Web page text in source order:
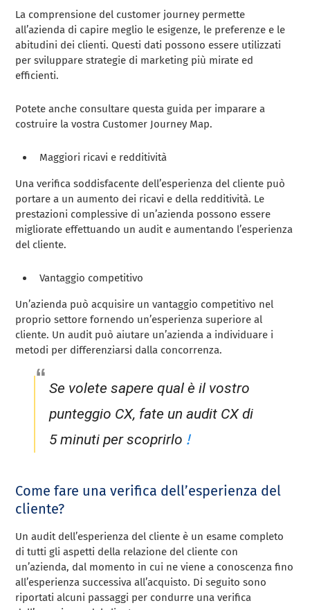
La comprensione del customer journey permette
all’azienda di capire meglio le esigenze, le preferenze e le
abitudini dei clienti. Questi dati possono essere utilizzati
per sviluppare strategie di marketing più mirate ed
efficienti.
Potete anche consultare questa guida per imparare a
costruire la vostra Customer Journey Map.
Maggiori ricavi e redditività
Una verifica soddisfacente dell’esperienza del cliente può
portare a un aumento dei ricavi e della redditività. Le
prestazioni complessive di un’azienda possono essere
migliorate effettuando un audit e aumentando l’esperienza
del cliente.
Vantaggio competitivo
Un’azienda può acquisire un vantaggio competitivo nel
proprio settore fornendo un’esperienza superiore al
cliente. Un audit può aiutare un’azienda a individuare i
metodi per differenziarsi dalla concorrenza.
Se volete sapere qual è il vostro
punteggio CX, fate un audit CX di
5 minuti per scoprirlo !
Come fare una verifica dell’esperienza del
cliente?
Un audit dell’esperienza del cliente è un esame completo
di tutti gli aspetti della relazione del cliente con
un’azienda, dal momento in cui ne viene a conoscenza fino
all’esperienza successiva all’acquisto. Di seguito sono
riportati alcuni passaggi per condurre una verifica